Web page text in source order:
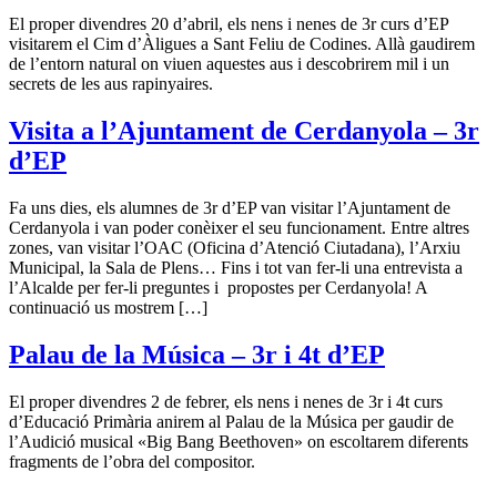
El proper divendres 20 d’abril, els nens i nenes de 3r curs d’EP
visitarem el Cim d’Àligues a Sant Feliu de Codines. Allà gaudirem
de l’entorn natural on viuen aquestes aus i descobrirem mil i un
secrets de les aus rapinyaires.
Visita a l’Ajuntament de Cerdanyola – 3r
d’EP
Fa uns dies, els alumnes de 3r d’EP van visitar l’Ajuntament de
Cerdanyola i van poder conèixer el seu funcionament. Entre altres
zones, van visitar l’OAC (Oficina d’Atenció Ciutadana), l’Arxiu
Municipal, la Sala de Plens… Fins i tot van fer-li una entrevista a
l’Alcalde per fer-li preguntes i propostes per Cerdanyola! A
continuació us mostrem […]
Palau de la Música – 3r i 4t d’EP
El proper divendres 2 de febrer, els nens i nenes de 3r i 4t curs
d’Educació Primària anirem al Palau de la Música per gaudir de
l’Audició musical «Big Bang Beethoven» on escoltarem diferents
fragments de l’obra del compositor.